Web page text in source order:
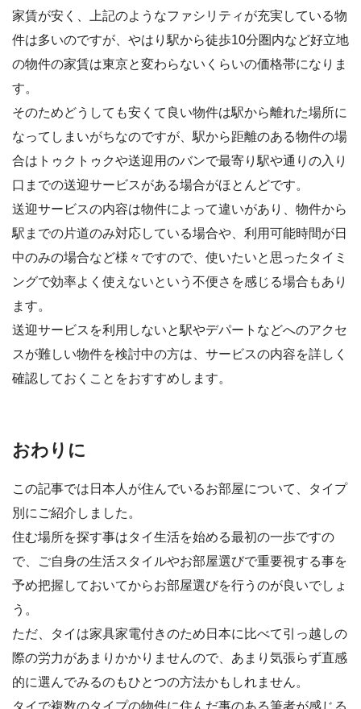
家賃が安く、上記のようなファシリティが充実している物
件は多いのですが、やはり駅から徒歩10分圏内など好立地
の物件の家賃は東京と変わらないくらいの価格帯になりま
す。
そのためどうしても安くて良い物件は駅から離れた場所に
なってしまいがちなのですが、駅から距離のある物件の場
合はトゥクトゥクや送迎用のバンで最寄り駅や通りの入り
口までの送迎サービスがある場合がほとんどです。
送迎サービスの内容は物件によって違いがあり、物件から
駅までの片道のみ対応している場合や、利用可能時間が日
中のみの場合など様々ですので、使いたいと思ったタイミ
ングで効率よく使えないという不便さを感じる場合もあり
ます。
送迎サービスを利用しないと駅やデパートなどへのアクセ
スが難しい物件を検討中の方は、サービスの内容を詳しく
確認しておくことをおすすめします。
おわりに
この記事では日本人が住んでいるお部屋について、タイプ
別にご紹介しました。
住む場所を探す事はタイ生活を始める最初の一歩ですの
で、ご自身の生活スタイルやお部屋選びで重要視する事を
予め把握しておいてからお部屋選びを行うのが良いでしょ
う。
ただ、タイは家具家電付きのため日本に比べて引っ越しの
際の労力があまりかかりませんので、あまり気張らず直感
的に選んでみるのもひとつの方法かもしれません。
タイで複数のタイプの物件に住んだ事のある筆者が感じる